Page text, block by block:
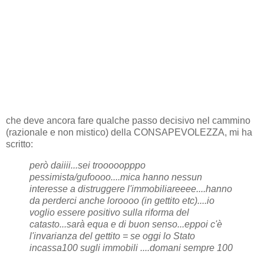
che deve ancora fare qualche passo decisivo nel cammino
(razionale e non mistico) della CONSAPEVOLEZZA, mi ha
scritto:
però daiiii...sei trooooopppo
pessimista/gufoooo....mica hanno nessun
interesse a distruggere l'immobiliareeee....hanno
da perderci anche loroooo (in gettito etc)....io
voglio essere positivo sulla riforma del
catasto...sarà equa e di buon senso...eppoi c'è
l'invarianza del gettito = se oggi lo Stato
incassa100 sugli immobili ....domani sempre 100